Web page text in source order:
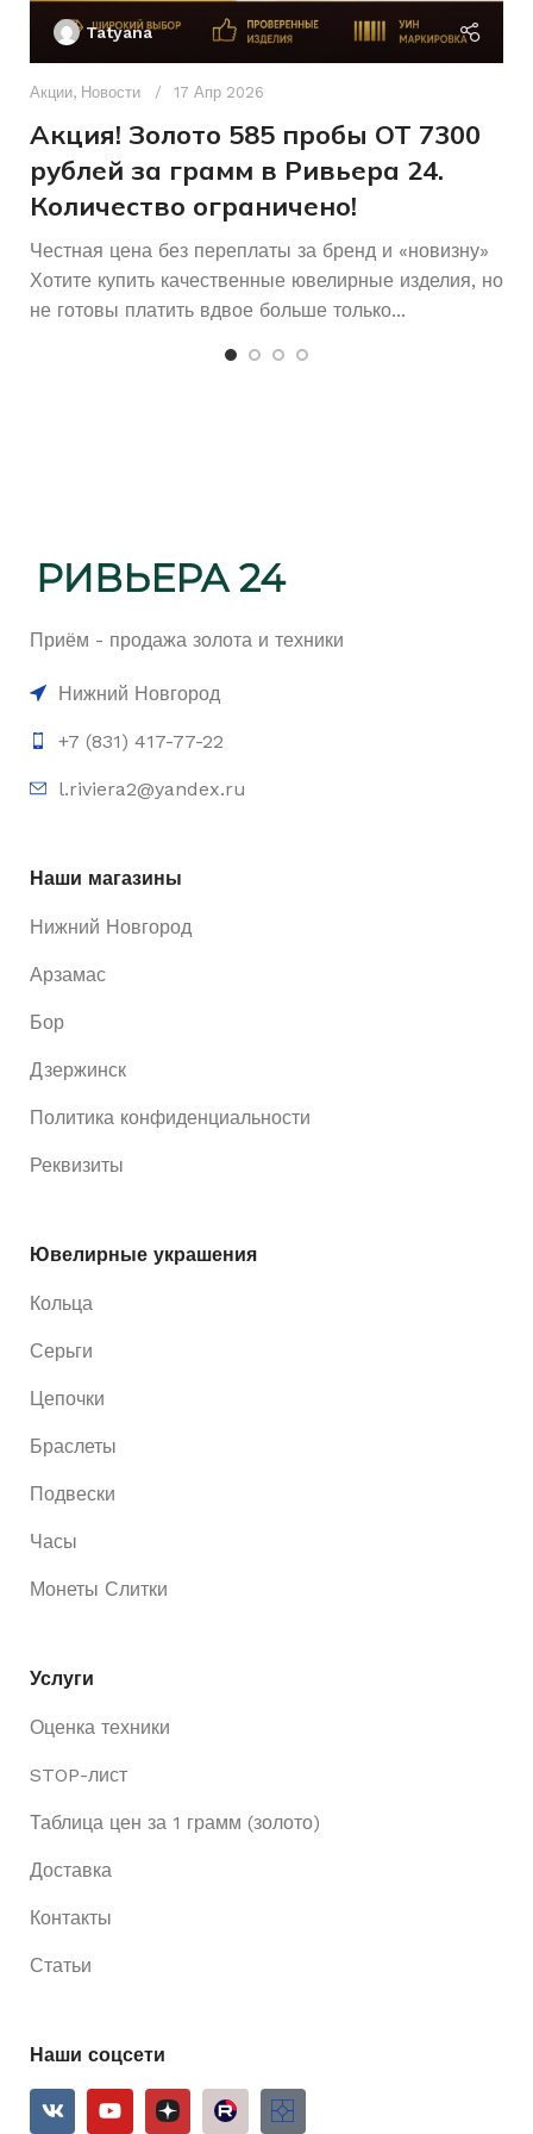
ДЛЯ КОГО Мужчинам
БРЕНД Без бренда
ПЛЕТЕНИЕ Другое
Tatyana
Акции, Новости 17 Апр 2026
Акция! Золото 585 пробы ОТ 7300
рублей за грамм в Ривьера 24.
Количество ограничено!
Честная цена без переплаты за бренд и «новизну»
Хотите купить качественные ювелирные изделия, но
не готовы платить вдвое больше только...
Приём - продажа золота и техники
Нижний Новгород
+7 (831) 417-77-22
l.riviera2@yandex.ru
Наши магазины
Нижний Новгород
Арзамас
Бор
Дзержинск
Политика конфиденциальности
Реквизиты
Ювелирные украшения
Кольца
Серьги
Цепочки
Браслеты
Подвески
Часы
Монеты Слитки
Услуги
Оценка техники
STOP-лист
Таблица цен за 1 грамм (золото)
Доставка
Контакты
Статьи
Наши соцсети